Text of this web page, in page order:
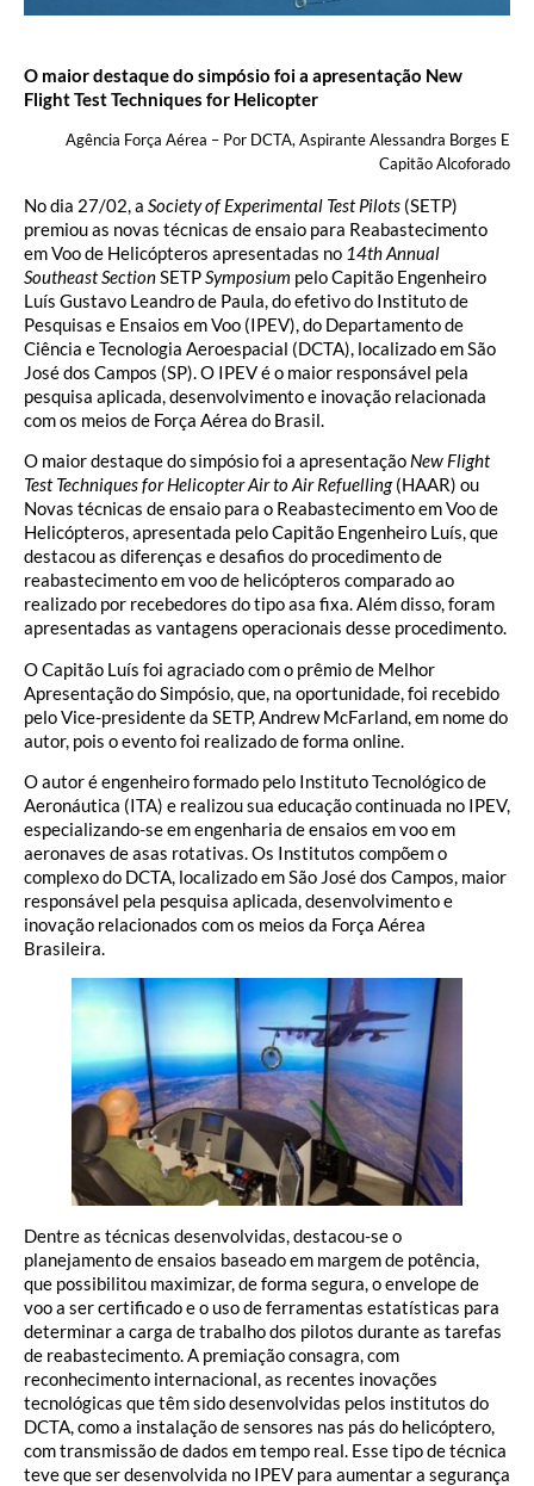
O maior destaque do simpósio foi a apresentação New
Flight Test Techniques for Helicopter
Agência Força Aérea – Por DCTA, Aspirante Alessandra Borges E
Capitão Alcoforado
No dia 27/02, a Society of Experimental Test Pilots (SETP)
premiou as novas técnicas de ensaio para Reabastecimento
em Voo de Helicópteros apresentadas no 14th Annual
Southeast SectionSETPSymposium pelo Capitão Engenheiro
Luís Gustavo Leandro de Paula, do efetivo do Instituto de
Pesquisas e Ensaios em Voo (IPEV), do Departamento de
Ciência e Tecnologia Aeroespacial (DCTA), localizado em São
José dos Campos (SP). O IPEV é o maior responsável pela
pesquisa aplicada, desenvolvimento e inovação relacionada
com os meios de Força Aérea do Brasil.
O maior destaque do simpósio foi a apresentação New Flight
Test Techniques for Helicopter Air to Air Refuelling(HAAR) ou
Novas técnicas de ensaio para o Reabastecimento em Voo de
Helicópteros, apresentada pelo Capitão Engenheiro Luís, que
destacou as diferenças e desafios do procedimento de
reabastecimento em voo de helicópteros comparado ao
realizado por recebedores do tipo asa fixa. Além disso, foram
apresentadas as vantagens operacionais desse procedimento.
O Capitão Luís foi agraciado com o prêmio de Melhor
Apresentação do Simpósio, que, na oportunidade, foi recebido
pelo Vice-presidente da SETP, Andrew McFarland, em nome do
autor, pois o evento foi realizado de forma online.
O autor é engenheiro formado pelo Instituto Tecnológico de
Aeronáutica (ITA) e realizou sua educação continuada no IPEV,
especializando-se em engenharia de ensaios em voo em
aeronaves de asas rotativas. Os Institutos compõem o
complexo do DCTA, localizado em São José dos Campos, maior
responsável pela pesquisa aplicada, desenvolvimento e
inovação relacionados com os meios da Força Aérea
Brasileira.
Dentre as técnicas desenvolvidas, destacou-se o
planejamento de ensaios baseado em margem de potência,
que possibilitou maximizar, de forma segura, o envelope de
voo a ser certificado e o uso de ferramentas estatísticas para
determinar a carga de trabalho dos pilotos durante as tarefas
de reabastecimento. A premiação consagra, com
reconhecimento internacional, as recentes inovações
tecnológicas que têm sido desenvolvidas pelos institutos do
DCTA, como a instalação de sensores nas pás do helicóptero,
com transmissão de dados em tempo real. Esse tipo de técnica
teve que ser desenvolvida no IPEV para aumentar a segurança